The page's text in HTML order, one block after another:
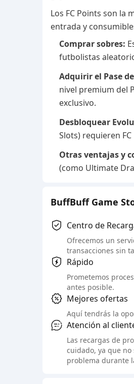
Los FC Points son la
entrada y
Comprar sobres:
futbolistas
Adquirir el Pase
nivel premium del
exclusivo.
Desbloquear
Slots) requieren
Otras ventajas y
(como Ultimate
BuffBuff Game
Centro de
Ofrecemos un
transacciones sin
Rápido
Prometemos
antes posible.
Mejores ofertas
Aquí tendrás la
Atención al
Las recargas de
cuidado, ya que
problema durante